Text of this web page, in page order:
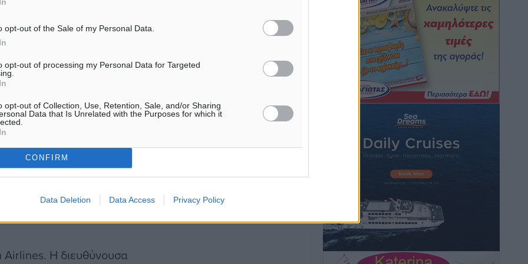
opt-out of the Sale of my Personal Data.
opt-out of processing my Personal Data for Targeted
opt-out of Collection, Use, Retention, Sale, and/or Sharing
Data that Is Unrelated with the Purposes for which it
CONFIRM
Data Deletion Data Access Privacy Policy
προορισμούς για
την Ισπανία, την
της, εμφανίζεται
της μεγάλης
στον αεροπορικό
τους μεγάλους
πτήσεις από τη Βιέννη
σύμφωνα με
για ένα
Airlines. Η διευθύνουσα
Πολιτιστικά• πριν 1 ώρα
Έκτακτη συνεδρίαση της Δημοτικής
Επιτροπής Ρόδου αύριο Παρασκευή 7
Αυγούστου
Τοπικές Ειδήσεις • πριν 1 ώρα
ΑΕΡΑ: Δεν σταματάει να ενισχύεται,
νέο απόκτημα ο Μητρόπουλος
• πριν 1 ώρα
Κλεάνθης: Δουλειές μετά ευχαριστιών
στο γήπεδο, ατομικό για δύο
Αθλητικά• πριν 1 ώρα
Φοίβος: Εν αναμονή του Νίκου Λαζίδη